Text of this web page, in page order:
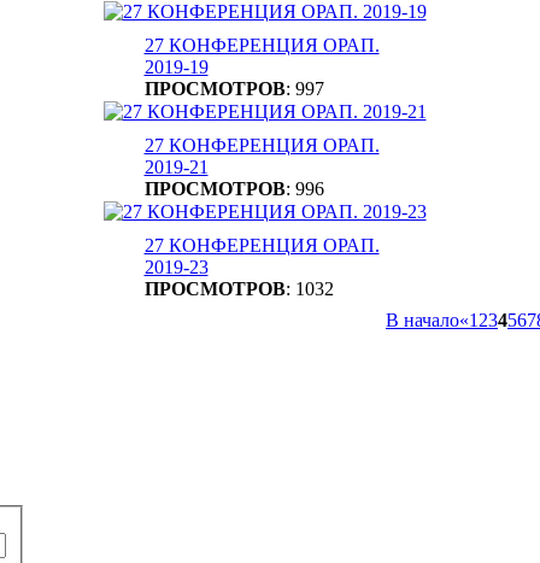
27 КОНФЕРЕНЦИЯ ОРАП.
2019-19
ПРОСМОТРОВ: 997
27 КОНФЕРЕНЦИЯ ОРАП.
2019-21
ПРОСМОТРОВ: 996
27 КОНФЕРЕНЦИЯ ОРАП.
2019-23
ПРОСМОТРОВ: 1032
В начало«1 234567